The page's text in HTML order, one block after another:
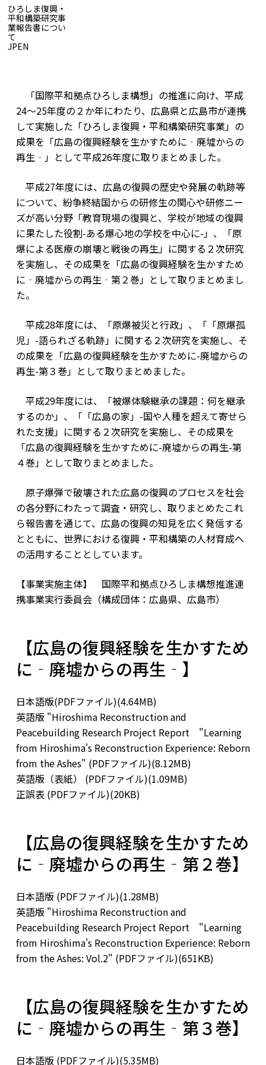
ひろしま復興・
平和構築研究事
業報告書につい
て
JPEN
「国際平和拠点ひろしま構想」の推進に向け、平成
24～25年度の２か年にわたり、広島県と広島市が連携
して実施した「ひろしま復興・平和構築研究事業」の
成果を「広島の復興経験を生かすために‐廃墟からの
再生‐」として平成26年度に取りまとめました。
平成27年度には、広島の復興の歴史や発展の軌跡等
について、紛争終結国からの研修生の関心や研修ニー
ズが高い分野「教育現場の復興と、学校が地域の復興
に果たした役割-ある爆心地の学校を中心に-」、「原
爆による医療の崩壊と戦後の再生」に関する２次研究
を実施し、その成果を「広島の復興経験を生かすため
に‐廃墟からの再生‐第２巻」として取りまとめまし
た。
平成28年度には、「原爆被災と行政」、「「原爆孤
児」-語られざる軌跡」に関する２次研究を実施し、そ
の成果を「広島の復興経験を生かすために-廃墟からの
再生-第３巻」として取りまとめました。
平成29年度には、「被爆体験継承の課題：何を継承
するのか」、「「広島の家」-国や人種を超えて寄せら
れた支援」に関する２次研究を実施し、その成果を
「広島の復興経験を生かすために-廃墟からの再生-第
４巻」として取りまとめました。
原子爆弾で破壊された広島の復興のプロセスを社会
の各分野にわたって調査・研究し、取りまとめたこれ
ら報告書を通じて、広島の復興の知見を広く発信する
とともに、世界における復興・平和構築の人材育成へ
の活用することとしています。
【事業実施主体】 国際平和拠点ひろしま構想推進連
携事業実行委員会（構成団体：広島県、広島市）
【広島の復興経験を生かすため
に‐廃墟からの再生‐】
日本語版(PDFファイル)(4.64MB)
英語版 "Hiroshima Reconstruction and
Peacebuilding Research Project Report "Learning
from Hiroshima's Reconstruction Experience: Reborn
from the Ashes" (PDFファイル)(8.12MB)
英語版（表紙） (PDFファイル)(1.09MB)
正誤表 (PDFファイル)(20KB)
【広島の復興経験を生かすため
に‐廃墟からの再生‐第２巻】
日本語版 (PDFファイル)(1.28MB)
英語版 "Hiroshima Reconstruction and
Peacebuilding Research Project Report "Learning
from Hiroshima's Reconstruction Experience: Reborn
from the Ashes: Vol.2" (PDFファイル)(651KB)
【広島の復興経験を生かすため
に‐廃墟からの再生‐第３巻】
日本語版 (PDFファイル)(5.35MB)